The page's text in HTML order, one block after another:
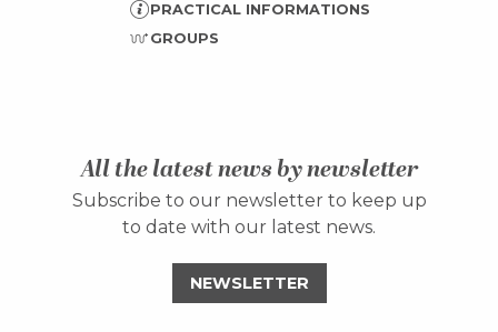
PRACTICAL INFORMATIONS
GROUPS
All the latest news by newsletter
Subscribe to our newsletter to keep up
to date with our latest news.
NEWSLETTER